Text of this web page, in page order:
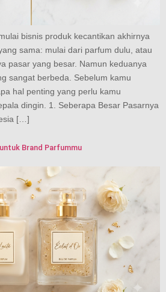
bisnis produk kecantikan akhirnya
sama: mulai dari parfum dulu, atau
pasar yang besar. Namun keduanya
sangat berbeda. Sebelum kamu
hal penting yang perlu kamu
dingin. 1. Seberapa Besar Pasarnya
[…]
Brand Parfummu